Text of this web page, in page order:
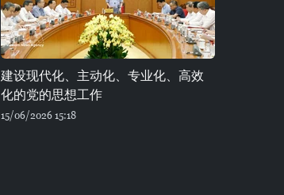
建设现代化、主动化、专业化、高效
化的党的思想工作
15/06/2026 15:18